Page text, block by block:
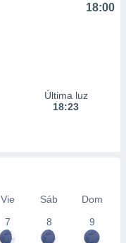
18:00
Última luz
18:23
Vie Sáb
Dom
7 8 9